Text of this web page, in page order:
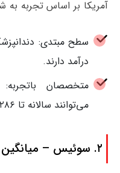
آمریکا بر اساس تجربه
درآمد دارند.
متخصصان
می‌توانند سالانه تا ۲۰۶,۲۸۶ دلار کسب کنند.
۲. سوئیس – میانگین حقوق ۱۰۳,۰۰۰ فرانک سوئیس